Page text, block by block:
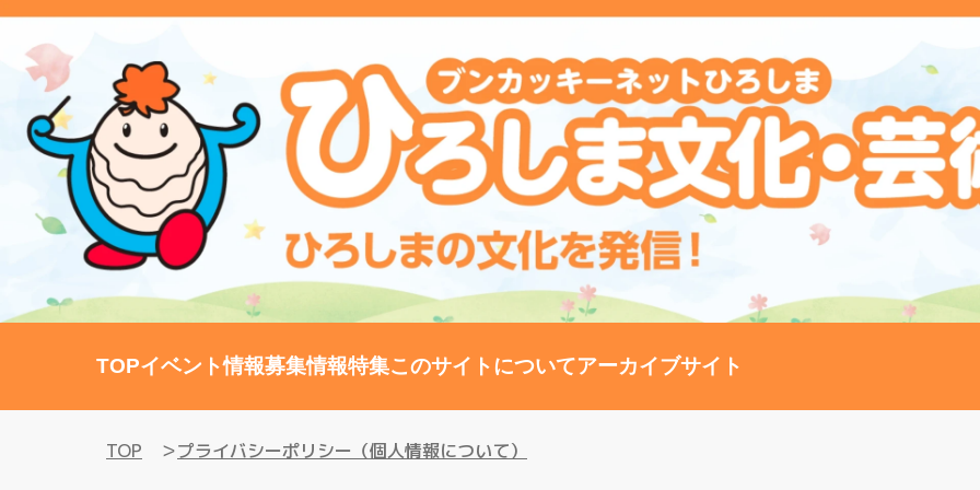
TOPイベント情報募集情報特集このサイトについてアーカイブサイト
TOP プライバシーポリシー（個人情報について）